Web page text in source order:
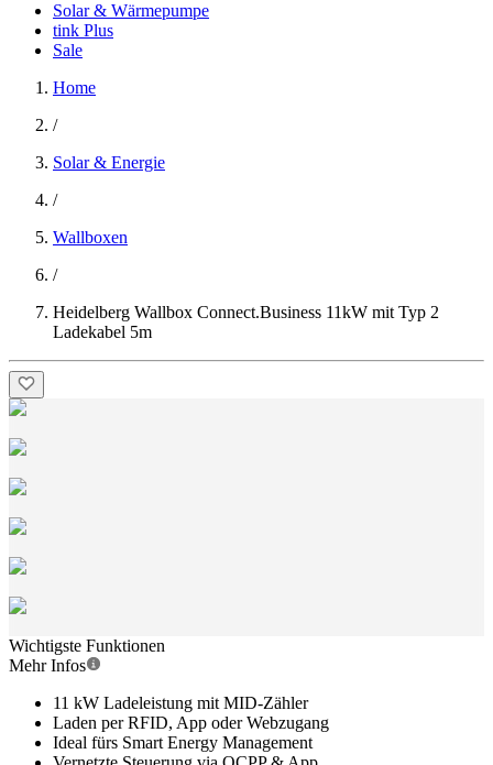
Solar & Wärmepumpe
tink Plus
Sale
Home
/
Solar & Energie
/
Wallboxen
/
Heidelberg Wallbox Connect.Business 11kW mit Typ 2
Ladekabel 5m
Wichtigste Funktionen
Mehr Infos
11 kW Ladeleistung mit MID-Zähler
Laden per RFID, App oder Webzugang
Ideal fürs Smart Energy Management